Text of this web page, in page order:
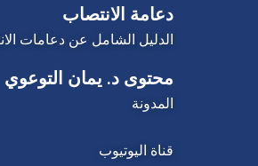
دعامة الانتصاب
الدليل الشامل عن دعامات
محتوى د. يمان التوعوي
المدونة
قناة اليوتيوب